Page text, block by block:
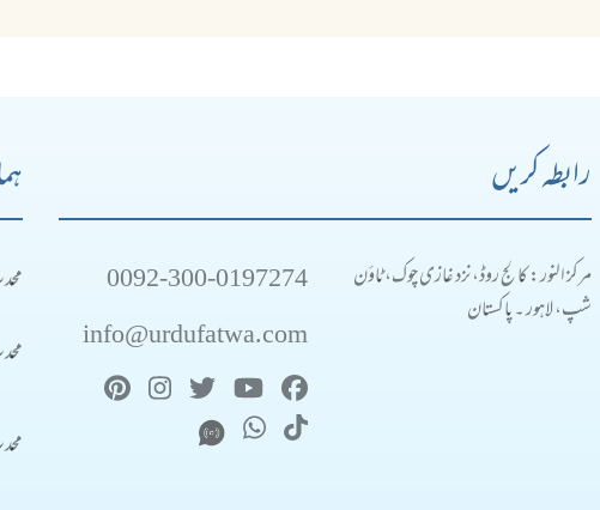
رابطہ کریں
مرکز النور: کالج روڈ، نزد غازی چوک، ٹاؤن
شپ، لاہور ۔ پاکستان
0092-300-0197274
info@urdufatwa.com